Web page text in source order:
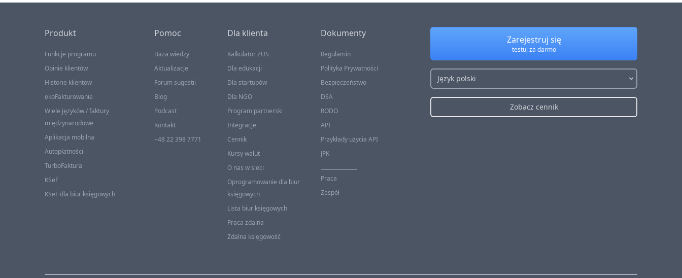
Produkt
Funkcje programu
Opinie klientów
Historie klientow
ekoFakturowanie
Wiele języków / faktury
międzynarodowe
Aplikacja mobilna
Autopłatności
TurboFaktura
KSeF
KSeF dla biur księgowych
Pomoc
Baza wiedzy
Aktualizacje
Forum sugestii
Blog
Podcast
Kontakt
+48 22 398 7771
Dla klienta
Kalkulator ZUS
Dla edukacji
Dla startupów
Dla NGO
Program partnerski
Integracje
Cennik
Kursy walut
O nas w sieci
Oprogramowanie dla biur
księgowych
Lista biur księgowych
Praca zdalna
Zdalna księgowość
Dokumenty
Regulamin
Polityka Prywatności
Bezpieczeństwo
DSA
RODO
API
Przykłady użycia API
JPK
Praca
Zespół
Zarejestruj się
testuj za darmo
Język polski
Zobacz cennik